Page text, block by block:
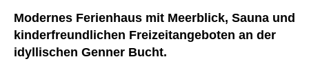
Modernes Ferienhaus mit Meerblick, Sauna und
kinderfreundlichen Freizeitangeboten an der
idyllischen Genner Bucht.